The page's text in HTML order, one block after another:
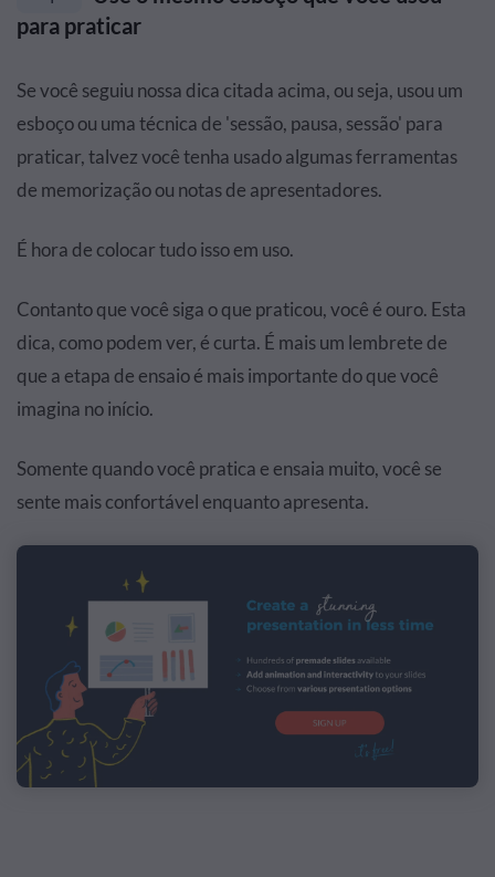
para praticar
Se você seguiu nossa dica citada acima, ou seja, usou um
esboço ou uma técnica de 'sessão, pausa, sessão' para
praticar, talvez você tenha usado algumas ferramentas
de memorização ou notas de apresentadores.
É hora de colocar tudo isso em uso.
Contanto que você siga o que praticou, você é ouro. Esta
dica, como podem ver, é curta. É mais um lembrete de
que a etapa de ensaio é mais importante do que você
imagina no início.
Somente quando você pratica e ensaia muito, você se
sente mais confortável enquanto apresenta.